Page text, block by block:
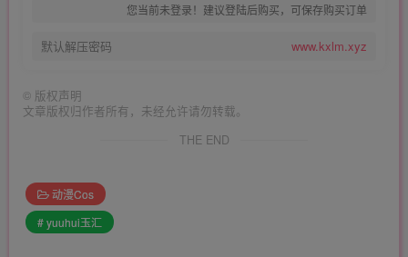
您当前未登录！建议登陆后购买，可保存购买订单
默认解压密码 www.kxlm.xyz
© 版权声明
文章版权归作者所有，未经允许请勿转载。
THE END
动漫Cos
# yuuhui玉汇